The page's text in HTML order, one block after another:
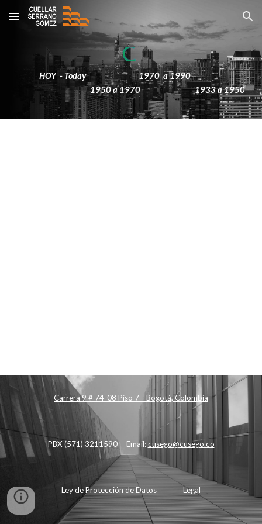
Skip to main content Skip to navigation
HOY - Today1970 a 1990
1950 a 1970
1933 a 1950
Carrera 9 # 74-08 Piso 7 Bogotá, Colombia
PBX (571) 3211590 Email:cusego@cusego.co
Ley de Protección de Datos Legal